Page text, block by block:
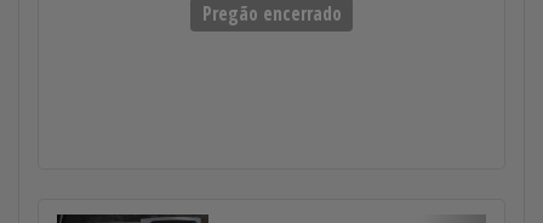
Pregão encerrado